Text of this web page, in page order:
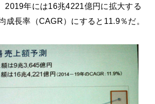
2019年には16兆4221億円に拡大する
成長率（CAGR）にすると11.9％だ。